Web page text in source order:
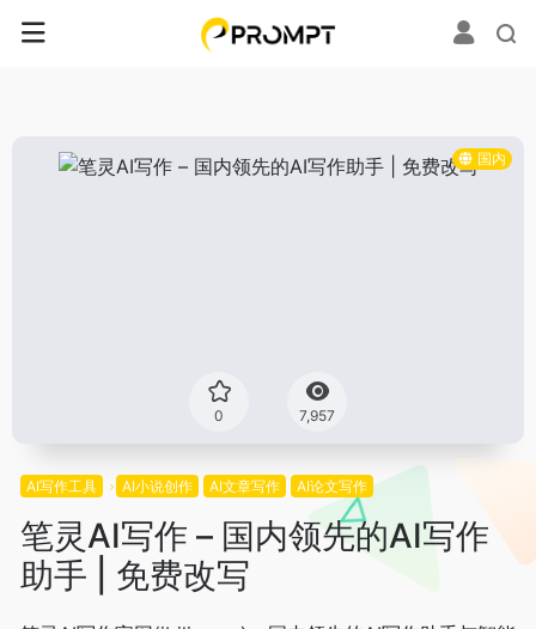
国内
0 7,957
AI写作工具 AI小说创作 AI文章写作 AI论文写作
笔灵AI写作 – 国内领先的AI写作
助手 | 免费改写